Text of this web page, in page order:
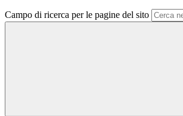
Campo di ricerca per le pagine del sito